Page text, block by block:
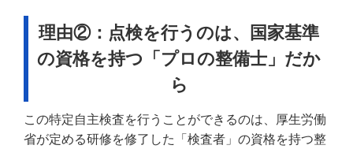
理由②：点検を行うのは、国家基準
の資格を持つ「プロの整備士」だか
ら
この特定自主検査を行うことができるのは、厚生労働
省が定める研修を修了した「検査者」の資格を持つ整